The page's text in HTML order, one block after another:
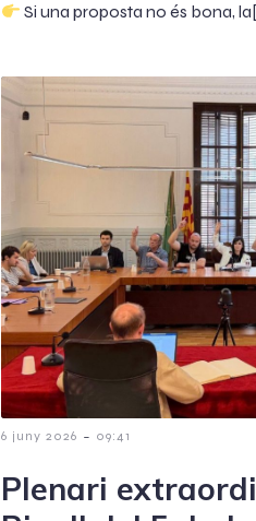
Si una proposta no és bona,
6 juny 2026 - 09:41
Plenari